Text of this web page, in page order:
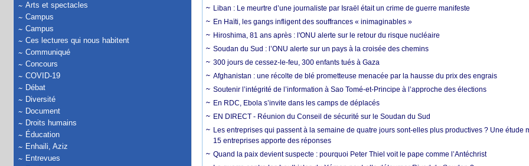
Arts et spectacles
Campus
Campus
Ces lectures qui nous habitent
Communiqué
Concours
COVID-19
Débat
Diversité
Document
Droits humains
Éducation
Enhaili, Aziz
Entrevues
Liban : Le meurtre d’une journaliste par Israël était un crime de guerre manifeste
En Haïti, les gangs infligent des souffrances « inimaginables »
Hiroshima, 81 ans après : l'ONU alerte sur le retour du risque nucléaire
Soudan du Sud : l’ONU alerte sur un pays à la croisée des chemins
300 jours de cessez-le-feu, 300 enfants tués à Gaza
Afghanistan : une récolte de blé prometteuse menacée par la hausse du prix des engrais
Soutenir l’intégrité de l’information à Sao Tomé-et-Principe à l’approche des élections
En RDC, Ebola s’invite dans les camps de déplacés
EN DIRECT - Réunion du Conseil de sécurité sur le Soudan du Sud
Les entreprises qui passent à la semaine de quatre jours sont-elles plus productives ? Une étude
15 entreprises apporte des réponses
Quand la paix devient suspecte : pourquoi Peter Thiel voit le pape comme l’Antéchrist